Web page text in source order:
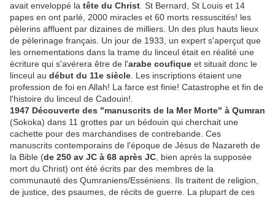
avait enveloppé la tête du Christ . St Bernard, St Louis et 14
papes en ont parlé, 2000 miracles et 60 morts ressuscités! les
pèlerins affluent par dizaines de milliers. Un des plus hauts lieux
de pèlerinage français. Un jour de 1933, un expert s'aperçut que
les ornementations dans la trame du linceul était en réalité une
écriture qui s'avérera être de l'arabe coufique et situait donc le
linceul au début du 11e siècle . Les inscriptions étaient une
profession de foi en Allah! La farce est finie! Catastrophe et fin de
l'histoire du linceul de Cadouin!.
1947 Découverte des "manuscrits de la Mer Morte" à Qumran
(Sokoka) dans 11 grottes par un bédouin qui cherchait une
cachette pour des marchandises de contrebande. Ces
manuscrits contemporains de l'époque de Jésus de Nazareth de
la Bible (de 250 av JC à 68 après JC , bien après la supposée
mort du Christ) ont été écrits par des membres de la
communauté des Qumraniens/Esséniens. Ils traitent de religion,
de justice, des psaumes, de récits de guerre. La plupart de ces